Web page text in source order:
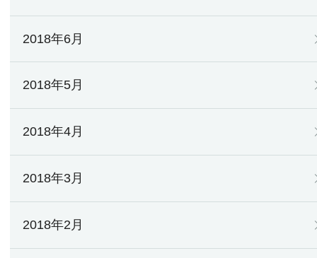
2018年6月
2018年5月
2018年4月
2018年3月
2018年2月